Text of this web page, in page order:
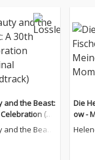
and the Beast:
(Ori
and the Beast:
Die
ow -